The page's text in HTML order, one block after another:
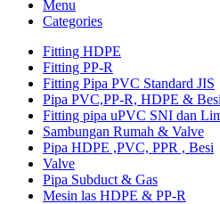
Menu
Categories
Fitting HDPE
Fitting PP-R
Fitting Pipa PVC Standard JIS
Pipa PVC,PP-R, HDPE & Besi
Fitting pipa uPVC SNI dan
Sambungan Rumah & Valve
Pipa HDPE ,PVC, PPR , Besi
Valve
Pipa Subduct & Gas
Mesin las HDPE & PP-R